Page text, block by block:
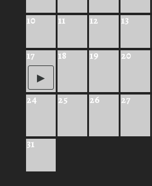
10 11 12 13
17 18 19 20
24 25 26 27
31